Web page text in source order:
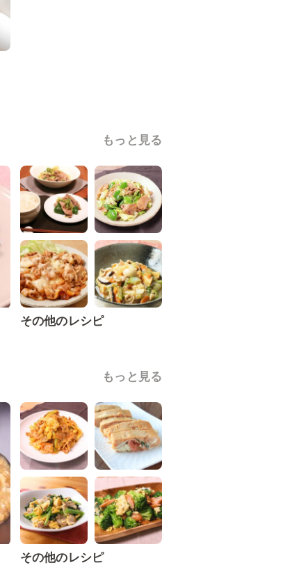
もっと見る
その他のレシピ
もっと見る
その他のレシピ